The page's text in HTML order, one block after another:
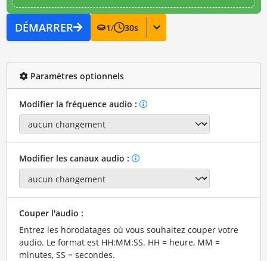
DÉMARRER 1/ 30s
Paramètres optionnels
Modifier la fréquence audio :
Modifier les canaux audio :
Couper l'audio :
Entrez les horodatages où vous souhaitez couper votre
audio. Le format est HH:MM:SS. HH = heure, MM =
minutes, SS = secondes.